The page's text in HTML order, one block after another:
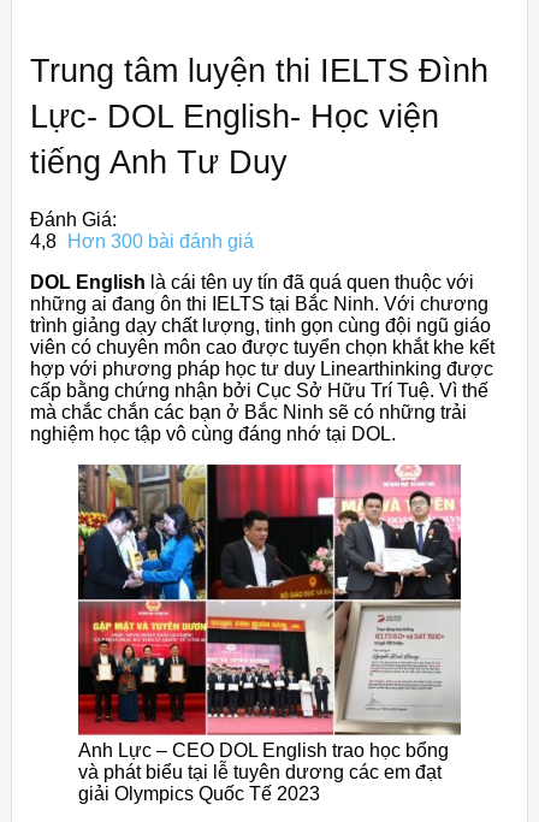
Trung tâm luyện thi IELTS Đình
Lực- DOL English- Học viện
tiếng Anh Tư Duy
Đánh Giá:
4,8
Hơn 300 bài đánh giá
DOL English là cái tên uy tín đã quá quen thuộc với
những ai đang ôn thi IELTS tại Bắc Ninh. Với chương
trình giảng dạy chất lượng, tinh gọn cùng đội ngũ giáo
viên có chuyên môn cao được tuyển chọn khắt khe kết
hợp với phương pháp học tư duy Linearthinking được
cấp bằng chứng nhận bởi Cục Sở Hữu Trí Tuệ. Vì thế
mà chắc chắn các bạn ở Bắc Ninh sẽ có những trải
nghiệm học tập vô cùng đáng nhớ tại DOL.
Anh Lực – CEO DOL English trao học bổng
và phát biểu tại lễ tuyên dương các em đạt
giải Olympics Quốc Tế 2023